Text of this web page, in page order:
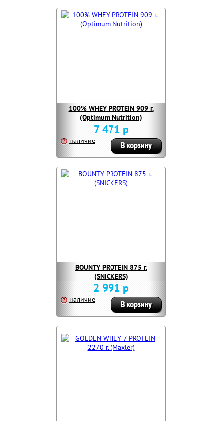
100% WHEY PROTEIN 909 г.
(Optimum Nutrition)
7 471 р
наличие
BOUNTY PROTEIN 875 г.
(SNICKERS)
2 991 р
наличие